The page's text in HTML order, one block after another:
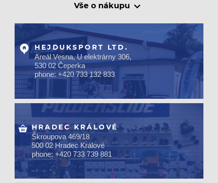
Vše o nákupu
HEJDUKSPORT LTD.
Areál Vesna, U elektrárny 306,
530 02 Čeperka
phone: +420 733 132 833
HRADEC KRÁLOVÉ
Škroupova 469/18
500 02 Hradec Králové
phone: +420 733 739 881